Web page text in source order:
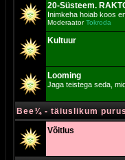
20-Süsteem.
Inimkeha hoiab koos
ModeraatorTokroda
Kultuur
Looming
Jaga teistega seda,
Bee¾ - täiuslikum
Võitlus